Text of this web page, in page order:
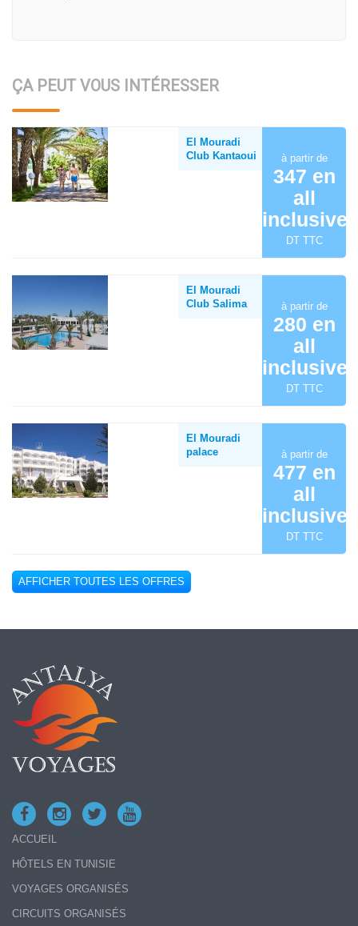
ÇA PEUT VOUS INTÉRESSER
El Mouradi
Club Kantaoui
à partir de
347 en
all
inclusive
DT TTC
El Mouradi
Club Salima
à partir de
280 en
all
inclusive
DT TTC
El Mouradi
palace
à partir de
477 en
all
inclusive
DT TTC
AFFICHER TOUTES LES OFFRES
ACCUEIL
HÔTELS EN TUNISIE
VOYAGES ORGANISÉS
CIRCUITS ORGANISÉS